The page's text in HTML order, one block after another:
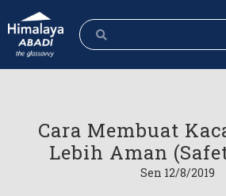
Cara Membuat
Lebih Aman
Sen 12/8/2019